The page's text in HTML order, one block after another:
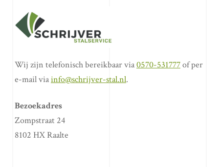
Wij zijn telefonisch bereikbaar via0570-531777of per
e-mail viainfo@schrijver-stal.nl.
Bezoekadres
Zompstraat 24
8102 HX Raalte